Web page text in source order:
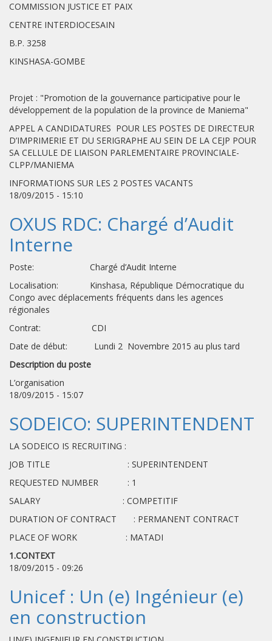
COMMISSION JUSTICE ET PAIX
CENTRE INTERDIOCESAIN
B.P. 3258
KINSHASA-GOMBE
Projet : "Promotion de la gouvernance participative pour le
développement de la population de la province de Maniema"
APPEL A CANDIDATURES POUR LES POSTES DE DIRECTEUR
D’IMPRIMERIE ET DU SERIGRAPHE AU SEIN DE LA CEJP POUR
SA CELLULE DE LIAISON PARLEMENTAIRE PROVINCIALE-
CLPP/MANIEMA
INFORMATIONS SUR LES 2 POSTES VACANTS
18/09/2015 - 15:10
OXUS RDC: Chargé d’Audit
Interne
Poste: Chargé d’Audit Interne
Localisation: Kinshasa, République Démocratique du
Congo avec déplacements fréquents dans les agences
régionales
Contrat: CDI
Date de début: Lundi 2 Novembre 2015 au plus tard
Description du poste
L’organisation
18/09/2015 - 15:07
SODEICO: SUPERINTENDENT
LA SODEICO IS RECRUITING :
JOB TITLE : SUPERINTENDENT
REQUESTED NUMBER : 1
SALARY : COMPETITIF
DURATION OF CONTRACT : PERMANENT CONTRACT
PLACE OF WORK : MATADI
1.CONTEXT
18/09/2015 - 09:26
Unicef : Un (e) Ingénieur (e)
en construction